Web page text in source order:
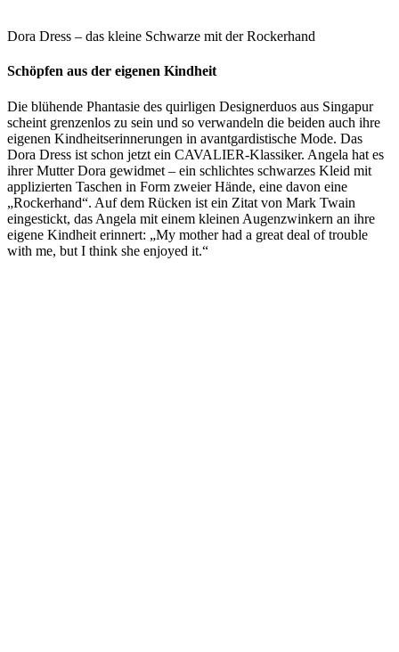
Dora Dress – das kleine Schwarze mit der Rockerhand
Schöpfen aus der eigenen Kindheit
Die blühende Phantasie des quirligen Designerduos aus Singapur
scheint grenzenlos zu sein und so verwandeln die beiden auch ihre
eigenen Kindheitserinnerungen in avantgardistische Mode. Das
Dora Dress ist schon jetzt ein CAVALIER-Klassiker. Angela hat es
ihrer Mutter Dora gewidmet – ein schlichtes schwarzes Kleid mit
applizierten Taschen in Form zweier Hände, eine davon eine
„Rockerhand“. Auf dem Rücken ist ein Zitat von Mark Twain
eingestickt, das Angela mit einem kleinen Augenzwinkern an ihre
eigene Kindheit erinnert: „My mother had a great deal of trouble
with me, but I think she enjoyed it.“